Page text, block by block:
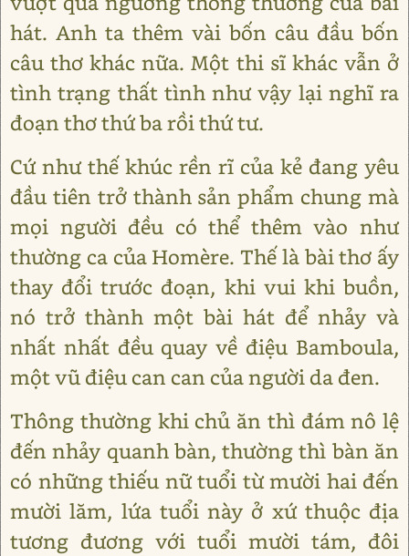
hát. Anh ta thêm vài bốn câu đầu bốn
câu thơ khác nữa. Một thi sĩ khác vẫn ở
tình trạng thất tình như vậy lại nghĩ ra
đoạn thơ thứ ba rồi thứ tư.
Cứ như thế khúc rền rĩ của kẻ đang yêu
đầu tiên trở thành sản phẩm chung mà
mọi người đều có thể thêm vào như
thường ca của Homère. Thế là bài thơ ấy
thay đổi trước đoạn, khi vui khi buồn,
nó trở thành một bài hát để nhảy và
nhất nhất đều quay về điệu Bamboula,
một vũ điệu can can của người da đen.
Thông thường khi chủ ăn thì đám nô lệ
đến nhảy quanh bàn, thường thì bàn ăn
có những thiếu nữ tuổi từ mười hai đến
mười lăm, lứa tuổi này ở xứ thuộc địa
tương đương với tuổi mười tám, đôi